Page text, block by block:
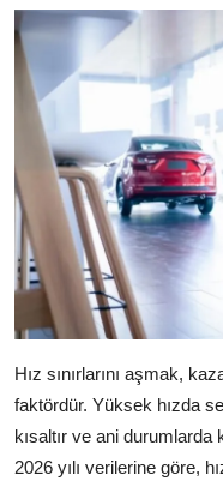
Hız sınırlarını aşmak,
faktördür. Yüksek hızda
kısaltır ve ani durumlarda
2026 yılı verilerine göre,